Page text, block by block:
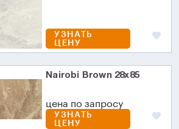
УЗНАТЬ
ЦЕНУ
Nairobi Brown 28x85
цена по запросу
УЗНАТЬ
ЦЕНУ